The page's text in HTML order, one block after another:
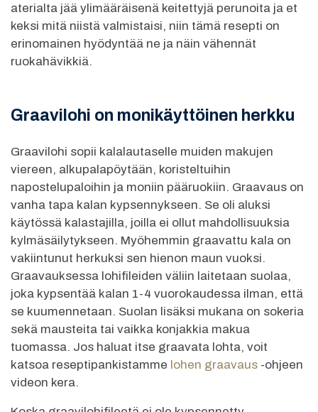
aterialta jää ylimääräisenä keitettyjä perunoita ja et
keksi mitä niistä valmistaisi, niin tämä resepti on
erinomainen hyödyntää ne ja näin vähennät
ruokahävikkiä.
Graavilohi on monikäyttöinen herkku
Graavilohi sopii kalalautaselle muiden makujen
viereen, alkupalapöytään, koristeltuihin
napostelupaloihin ja moniin pääruokiin. Graavaus on
vanha tapa kalan kypsennykseen. Se oli aluksi
käytössä kalastajilla, joilla ei ollut mahdollisuuksia
kylmäsäilytykseen. Myöhemmin graavattu kala on
vakiintunut herkuksi sen hienon maun vuoksi.
Graavauksessa lohifileiden väliin laitetaan suolaa,
joka kypsentää kalan 1-4 vuorokaudessa ilman, että
se kuumennetaan. Suolan lisäksi mukana on sokeria
sekä mausteita tai vaikka konjakkia makua
tuomassa. Jos haluat itse graavata lohta, voit
katsoa reseptipankistamme lohen graavaus -ohjeen
videon kera.